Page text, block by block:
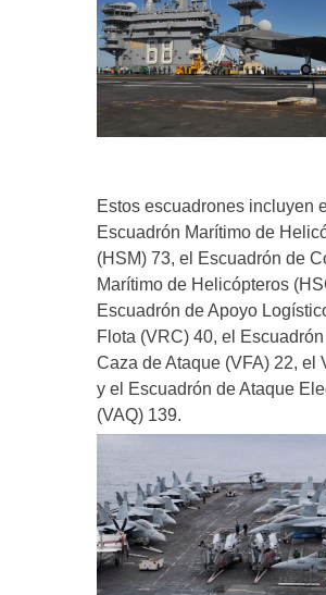
Estos escuadrones incluyen
Escuadrón Marítimo de
(HSM) 73, el Escuadrón de
Marítimo de Helicópteros
Escuadrón de Apoyo
Flota (VRC) 40, el
Caza de Ataque (VFA) 22, el
y el Escuadrón de Ataque
(VAQ) 139.